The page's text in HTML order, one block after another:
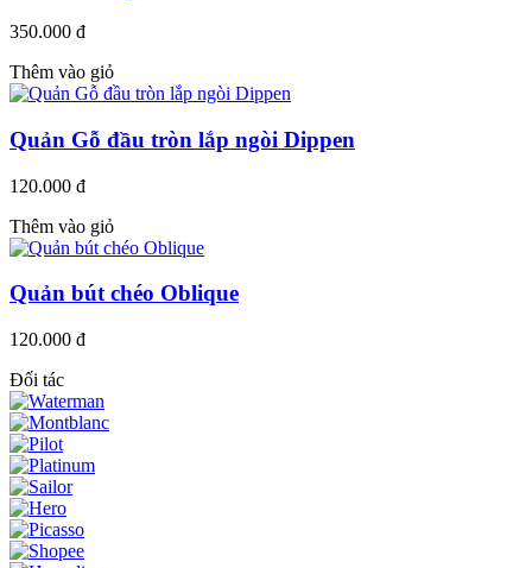
350.000 đ
Thêm vào giỏ
Quản Gỗ đầu tròn lắp ngòi Dippen
120.000 đ
Thêm vào giỏ
Quản bút chéo Oblique
120.000 đ
Đối tác